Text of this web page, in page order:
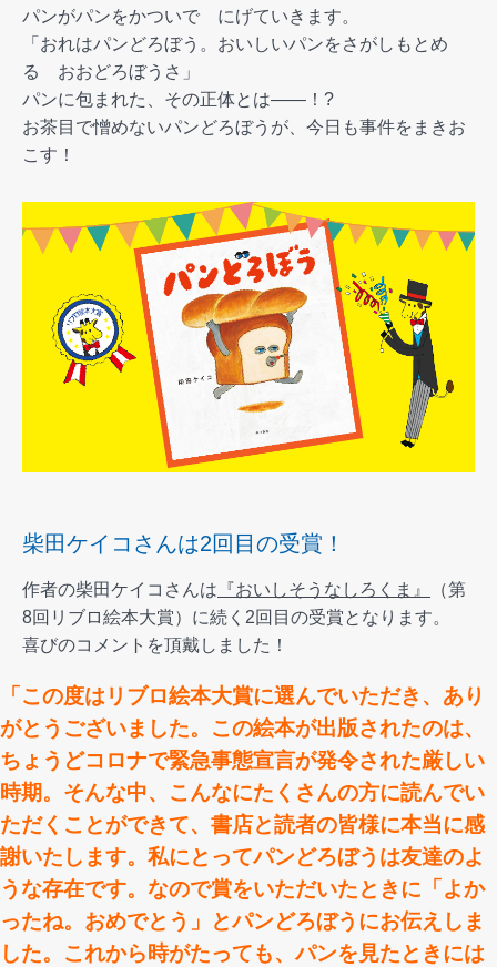
パンがパンをかついで にげていきます。
「おれはパンどろぼう。おいしいパンをさがしもとめ
る おおどろぼうさ」
パンに包まれた、その正体とは――！?
お茶目で憎めないパンどろぼうが、今日も事件をまきお
こす！
柴田ケイコさんは2回目の受賞！
作者の柴田ケイコさんは 『おいしそうなしろくま』
（第
8回リブロ絵本大賞）に続く2回目の受賞となります。
喜びのコメントを頂戴しました！
「この度はリブロ絵本大賞に選んでいただき、あり
がとうございました。この絵本が出版されたのは、
ちょうどコロナで緊急事態宣言が発令された厳しい
時期。そんな中、こんなにたくさんの方に読んでい
ただくことができて、書店と読者の皆様に本当に感
謝いたします。私にとってパンどろぼうは友達のよ
うな存在です。なので賞をいただいたときに「よか
ったね。おめでとう」とパンどろぼうにお伝えしま
した。これから時がたっても、パンを見たときには